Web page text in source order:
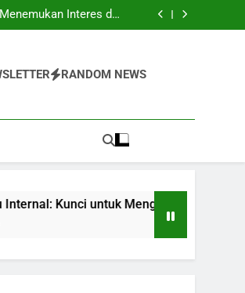
Interes dan
Kecakapan
Standar Pembelajaran
Interes dan
Pembelajaran
RANDOM NEWS
Kunci untuk Mengembangkan Standar